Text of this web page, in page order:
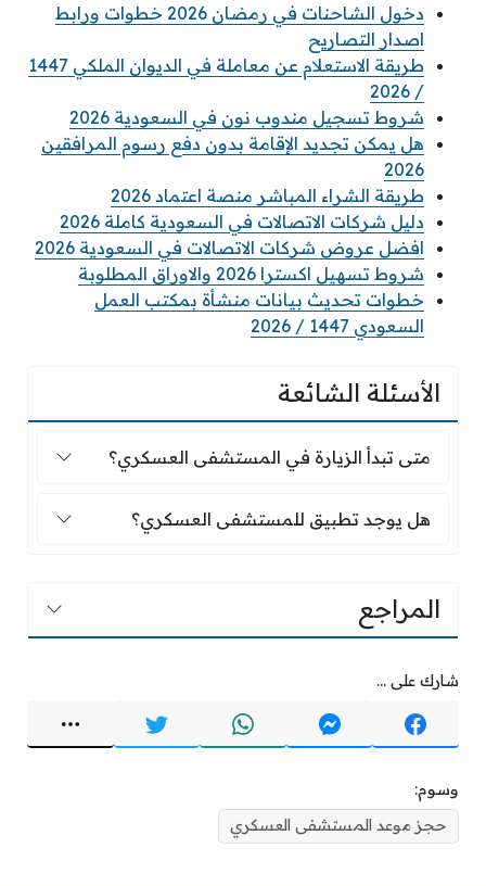
دخول الشاحنات في رمضان 2026 خطوات ورابط
اصدار التصاريح
طريقة الاستعلام عن معاملة في الديوان الملكي 1447
/ 2026
شروط تسجيل مندوب نون في السعودية 2026
هل يمكن تجديد الإقامة بدون دفع رسوم المرافقين
2026
طريقة الشراء المباشر منصة اعتماد 2026
دليل شركات الاتصالات في السعودية كاملة 2026
افضل عروض شركات الاتصالات في السعودية 2026
شروط تسهيل اكسترا 2026 والاوراق المطلوبة
خطوات تحديث بيانات منشأة بمكتب العمل
السعودي 1447 / 2026
الأسئلة الشائعة
متى تبدأ الزيارة في المستشفى العسكري؟
متى تبدأ الزيارة في المستشفى العسكري؟
هل يوجد تطبيق للمستشفى العسكري؟
هل يوجد تطبيق للمستشفى العسكري؟
المراجع
شارك على ...
وسوم:
حجز موعد المستشفى العسكري